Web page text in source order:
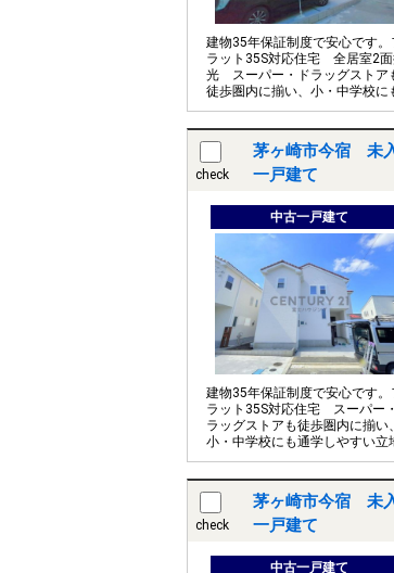
建物35年保証制度で安心です。
ラット35S対応住宅 全居室2
光 スーパー・ドラッグストア
徒歩圏内に揃い、小・中学校に
通学しやすい立地です。
check
茅ヶ崎市今宿 未
一戸建て
中古一戸建て
建物35年保証制度で安心です。
ラット35S対応住宅 スーパー
ラッグストアも徒歩圏内に揃い、
小・中学校にも通学しやすい立
です。
check
茅ヶ崎市今宿 未
一戸建て
中古一戸建て